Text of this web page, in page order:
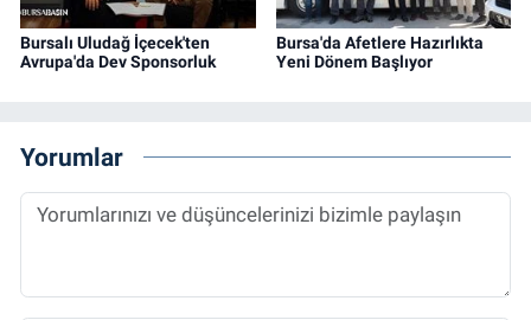
Bursalı Uludağ İçecek'ten
Avrupa'da Dev Sponsorluk
Bursa'da Afetlere Hazırlıkta
Yeni Dönem Başlıyor
Yorumlar